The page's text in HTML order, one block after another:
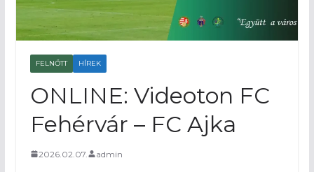
FELNŐTT HÍREK
ONLINE: Videoton FC
Fehérvár – FC Ajka
2026.02.07. admin